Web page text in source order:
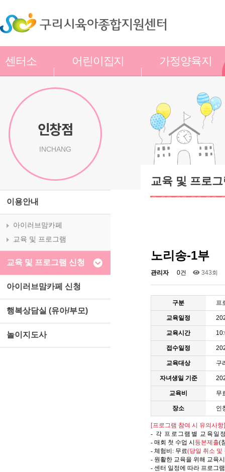
센터소
어린이집지
가정양육지
인창점
INCHANG
이용안내
아이러브맘카페
교육 및 프로그램
교육 및 프로그램 신청
아이러브맘카페 신청
행복상담실 (유아/부모)
놀이지도사
교육 및 프로
노리송-1부
관리자 0건 343회
구분 프
교육일정
교육시간
접수일정
교육대상 구
자녀생일 기준
교육비 무
장소 인
[프로그램 참여 시 유의사항]
- 각 프로그램별 교육일
- 매회 첫 수업 시 등본제출(
- 체험비 : 무료(당일 취소 및
- 원활한 교육을 위해 교육
- 센터 일정에 따라 프로그